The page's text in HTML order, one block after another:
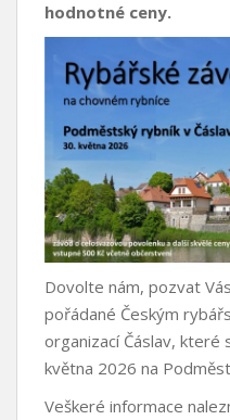
hodnotné ceny.
Dovolte nám, pozvat
pořádané Českým
organizací Čáslav, které
května 2026 na
Veškeré informace